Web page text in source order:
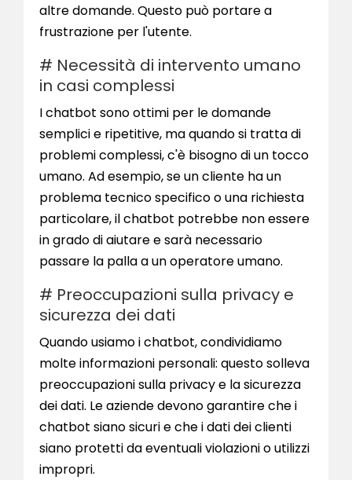
altre domande. Questo può portare a
frustrazione per l'utente.
# Necessità di intervento umano
in casi complessi
I chatbot sono ottimi per le domande
semplici e ripetitive, ma quando si tratta di
problemi complessi, c'è bisogno di un tocco
umano. Ad esempio, se un cliente ha un
problema tecnico specifico o una richiesta
particolare, il chatbot potrebbe non essere
in grado di aiutare e sarà necessario
passare la palla a un operatore umano.
# Preoccupazioni sulla privacy e
sicurezza dei dati
Quando usiamo i chatbot, condividiamo
molte informazioni personali: questo solleva
preoccupazioni sulla privacy e la sicurezza
dei dati. Le aziende devono garantire che i
chatbot siano sicuri e che i dati dei clienti
siano protetti da eventuali violazioni o utilizzi
impropri.